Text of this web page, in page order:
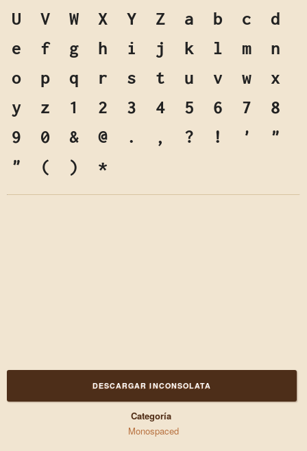
U
V W X Y Z a b c
d
e
f g h i j k l m
n
o
p q r s t u v w
x
y
z 1 2 3 4 5 6 7
8
9
0 & @ . , ? ! '
"
"
( ) *
DESCARGAR INCONSOLATA
Categoría
Monospaced